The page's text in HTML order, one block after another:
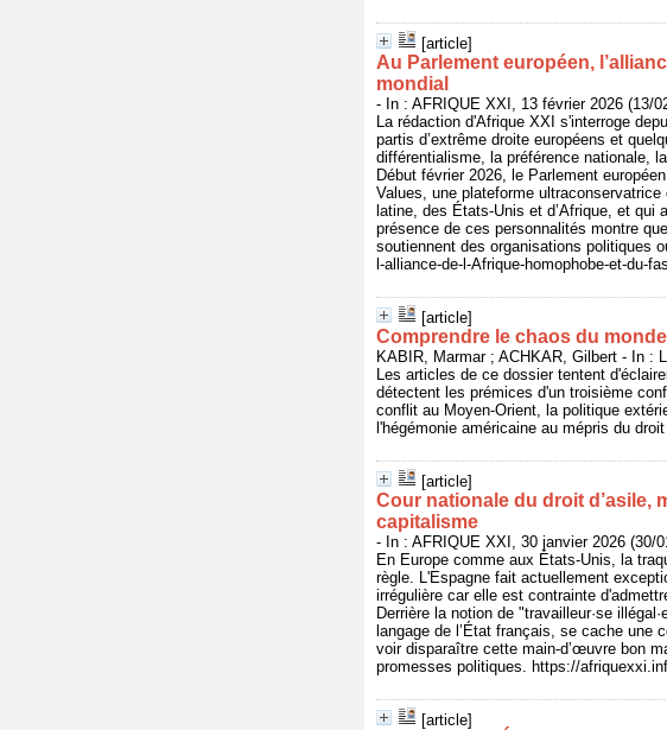
[article]
Au Parlement européen,
mondial
- In : AFRIQUE XXI, 13 février 2026 (13/
La rédaction d'Afrique XXI s'interroge
partis d’extrême droite européens et
différentialisme, la préférence nationale,
Début février 2026, le Parlement
Values, une plateforme ultraconservatrice
latine, des États-Unis et d’Afrique, et qui
présence de ces personnalités montre
soutiennent des organisations politiques
l-alliance-de-l-Afrique-homophobe-et-du-
[article]
Comprendre le chaos du monde
KABIR, Marmar ; ACHKAR, Gilbert - In :
Les articles de ce dossier tentent
détectent les prémices d'un troisième
conflit au Moyen-Orient, la politique
l'hégémonie américaine au mépris du
[article]
Cour nationale du droit d’asile,
capitalisme
- In : AFRIQUE XXI, 30 janvier 2026 (30/
En Europe comme aux États-Unis, la
règle. L'Espagne fait actuellement
irrégulière car elle est contrainte
Derrière la notion de "travailleur·se
langage de l’État français, se cache une
voir disparaître cette main-d’œuvre bon
promesses politiques. https://
[article]